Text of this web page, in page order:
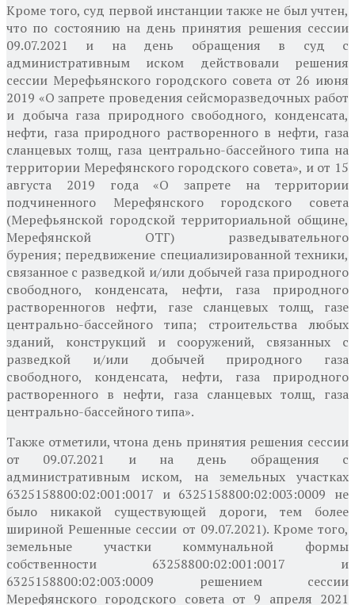
Кроме того, суд первой инстанции также не был учтен,
что по состоянию на день принятия решения сессии
09.07.2021 и на день обращения в суд с
административным иском действовали решения
сессии Мерефьянского городского совета от 26 июня
2019 «О запрете проведения сейсморазведочных работ
и добыча газа природного свободного, конденсата,
нефти, газа природного растворенного в нефти, газа
сланцевых толщ, газа центрально-бассейного типа на
территории Мерефянского городского совета», и от 15
августа 2019 года «О запрете на территории
подчиненного Мерефянского городского совета
(Мерефьянской городской территориальной общине,
Мерефянской ОТГ) разведывательного
бурения; передвижение специализированной техники,
связанное с разведкой и/или добычей газа природного
свободного, конденсата, нефти, газа природного
растворенногов нефти, газе сланцевых толщ, газе
центрально-бассейного типа; строительства любых
зданий, конструкций и сооружений, связанных с
разведкой и/или добычей природного газа
свободного, конденсата, нефти, газа природного
растворенного в нефти, газа сланцевых толщ, газа
центрально-бассейного типа».
Также отметили, чтона день принятия решения сессии
от 09.07.2021 и на день обращения с
административным иском, на земельных участках
6325158800:02:001:0017 и 6325158800:02:003:0009 не
было никакой существующей дороги, тем более
шириной Решенные сессии от 09.07.2021). Кроме того,
земельные участки коммунальной формы
собственности 63258800:02:001:0017 и
6325158800:02:003:0009 решением сессии
Мерефянского городского совета от 9 апреля 2021